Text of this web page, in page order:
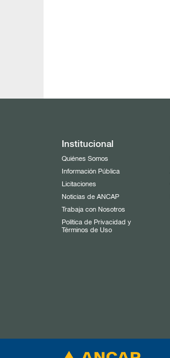
Institucional
Quiénes Somos
Información Pública
Licitaciones
Noticias de ANCAP
Trabaja con Nosotros
Política de Privacidad y
Términos de Uso